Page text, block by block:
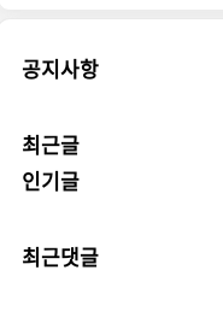
공지사항
최근글
인기글
최근댓글